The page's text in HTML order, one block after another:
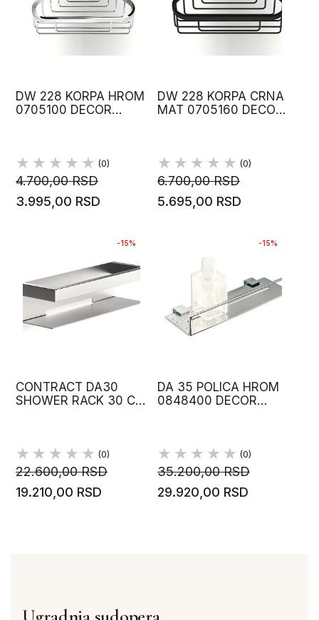
DW 228 KORPA HROM
0705100 DECOR
(0)
4.700,00 RSD
3.995,00 RSD
DW 228 KORPA CRNA
MAT 0705160 DECOR
(0)
6.700,00 RSD
5.695,00 RSD
-15%
CONTRACT DA30
SHOWER RACK 30 CM
(0)
22.600,00 RSD
19.210,00 RSD
-15%
DA 35 POLICA HROM
0848400 DECOR
(0)
35.200,00 RSD
29.920,00 RSD